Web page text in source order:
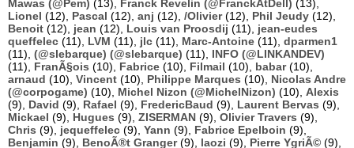
Mawas (@Pem) (13), Franck Revelin (@FranckAtDell) (13),
Lionel (12), Pascal (12), anj (12), /Olivier(12), Phil Jeudy (12),
Benoit (12), jean (12), Louis van Proosdij (11), jean-eudes
queffelec (11), LVM (11), jlc (11), Marc-Antoine (11), dparmen1
(11), (@slebarque) (@slebarque) (11), INFO (@LINKANDEV)
(11), FranÃ§ois (10), Fabrice (10), Filmail (10), babar(10),
arnaud (10), Vincent (10), Philippe Marques (10), Nicolas Andre
(@corpogame) (10), Michel Nizon (@MichelNizon) (10), Alexis
(9), David (9), Rafael (9), FredericBaud (9), Laurent Bervas (9),
Mickael (9), Hugues (9), ZISERMAN (9), Olivier Travers (9),
Chris (9), jequeffelec (9), Yann (9), Fabrice Epelboin (9),
Benjamin (9), BenoÃ®t Granger(9), laozi (9), Pierre YgriÃ© (9),